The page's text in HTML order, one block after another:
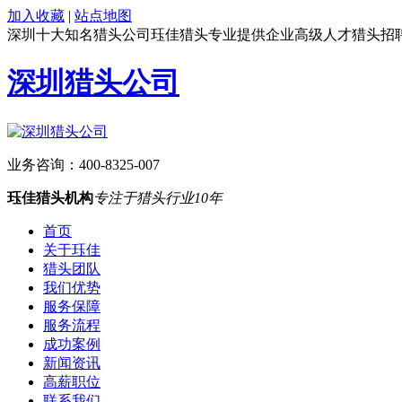
加入收藏 | 站点地图
深圳十大知名猎头公司珏佳猎头专业提供企业高级人才猎头招
深圳猎头公司
业务咨询： 400-8325-007
珏佳猎头机构专注于猎头行业10年
首页
关于珏佳
猎头团队
我们优势
服务保障
服务流程
成功案例
新闻资讯
高薪职位